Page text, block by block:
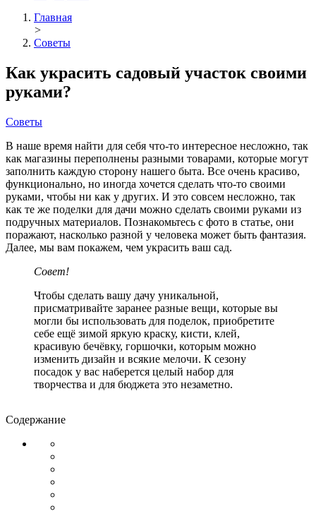
Главная
>
Советы
Как украсить садовый участок своими
руками?
Советы
В наше время найти для себя что-то интересное несложно, так
как магазины переполнены разными товарами, которые могут
заполнить каждую сторону нашего быта. Все очень красиво,
функционально, но иногда хочется сделать что-то своими
руками, чтобы ни как у других. И это совсем несложно, так
как те же поделки для дачи можно сделать своими руками из
подручных материалов. Познакомьтесь с фото в статье, они
поражают, насколько разной у человека может быть фантазия.
Далее, мы вам покажем, чем украсить ваш сад.
Совет!
Чтобы сделать вашу дачу уникальной,
присматривайте заранее разные вещи, которые вы
могли бы использовать для поделок, приобретите
себе ещё зимой яркую краску, кисти, клей,
красивую бечёвку, горшочки, которым можно
изменить дизайн и всякие мелочи. К сезону
посадок у вас наберется целый набор для
творчества и для бюджета это незаметно.
Содержание